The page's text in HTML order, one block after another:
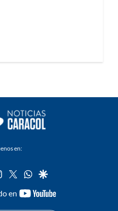
en:
instagram
twitterwhatsapp
google
en
youtube-